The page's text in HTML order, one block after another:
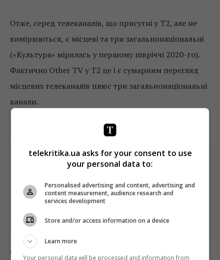
Отже, серед телеканалів, що присутні у Т2, але не
вимірюються, є місцеві та три загальнонаціональні
(«Культура» мірялась у першому півріччі 2020-го).
Фактично Other TV у Т2 це і є сумарним перегляд
місцевих телеканалів плюс три загальнонаціональні
канали.
Нижче динаміка перегляду Other у T2.
Отже, починаючи з 2019 року,
telekritika.ua asks for your consent to use
your personal data to:
Personalised advertising and content, advertising and
content measurement, audience research and
services development
Store and/or access information on a device
Learn more
Your personal data will be processed and information from